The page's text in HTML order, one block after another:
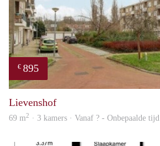
€ 895
Lievenshof
69 m2 · 3 kamers · Vanaf ? - Onbepaalde tijd